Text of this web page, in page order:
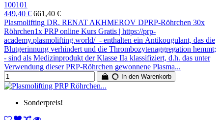
100101
449,40 € 661,40 €
Plasmolifting DR. RENAT AKHMEROV DPRP-Röhrchen 30x
Röhrchen1x PRP online Kurs Gratis | https://prp-
academy.plasmolifting.world/ - enthalten ein Antikougulant, das die
Blutgerinnung verhindert und die Thrombozytenaggregation hemmt;
- sind als Medizinprodukt der Klasse IIa klassifiziert, d.h. das unter
Verwendung dieser PRP-Röhrchen gewonnene Plasma...
In den Warenkorb
Sonderpreis!